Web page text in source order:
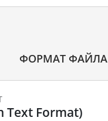
ФОРМАТ ФАЙЛА
Text Format)